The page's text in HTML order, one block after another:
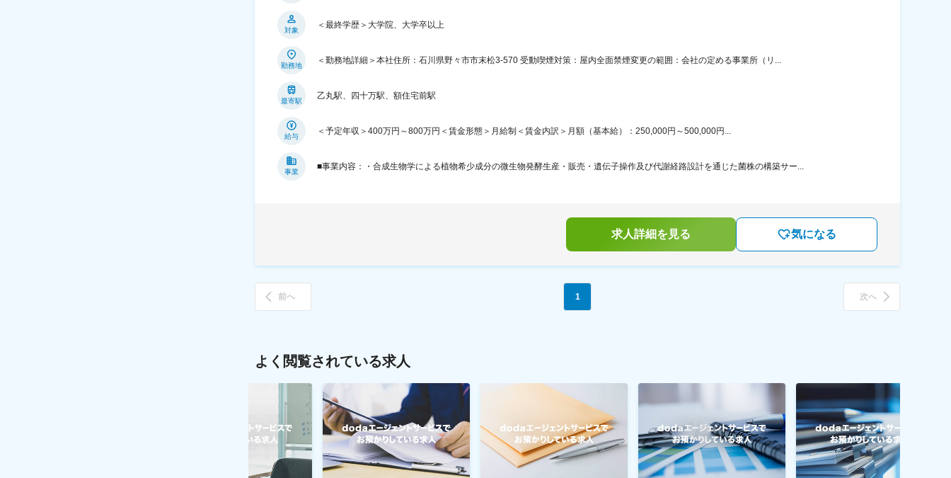
対象
＜最終学歴＞大学院、大学卒以上
勤務地
＜勤務地詳細＞本社住所：石川県野々市市末松3-570 受動喫煙対策：屋内全面禁煙変更の範囲：会社の定める事業所（リ...
最寄駅
乙丸駅、四十万駅、額住宅前駅
給与
＜予定年収＞400万円～800万円＜賃金形態＞月給制＜賃金内訳＞月額（基本給）：250,000円～500,000円...
事業
■事業内容：・合成生物学による植物希少成分の微生物発酵生産・販売・遺伝子操作及び代謝経路設計を通じた菌株の構築サー...
求人詳細を見る 気になる
前へ 1 次へ
よく閲覧されている求人